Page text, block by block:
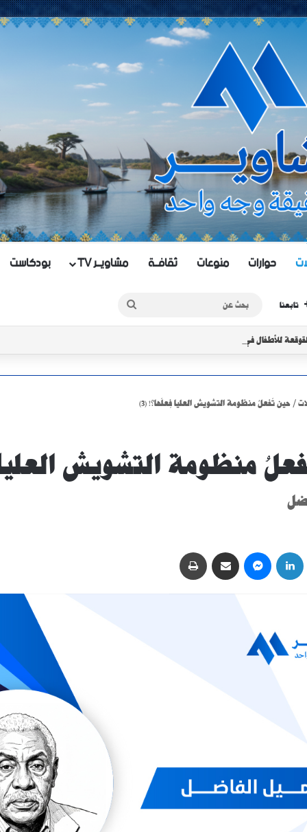
حوارات منوعات ثقافــة مشاويــر TV بودكاست
تابعنا بحث
عن
للأطفال في الخرطوم
/ حين تَفعلُ منظومة التشويش العليا فِعلَها؟! (3)
منظومة التشويش العليا
لينكدإن ماسنجر مشاركة عبر البريد